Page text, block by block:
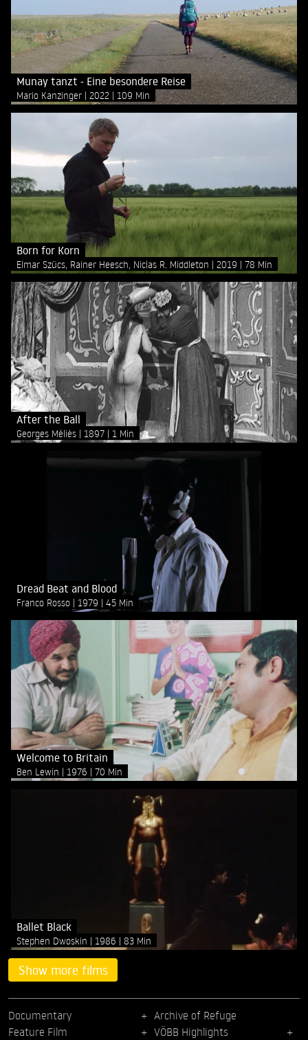
Munay tanzt - Eine besondere Reise
Mario Kanzinger 2022 109 Min
Born for Korn
Elmar Szücs, Rainer Heesch, Niclas R. Middleton 2019 78 Min
After the Ball
Georges Méliès 1897 1 Min
Dread Beat and Blood
Franco Rosso 1979 45 Min
Welcome to Britain
Ben Lewin 1976 70 Min
Ballet Black
Stephen Dwoskin 1986 83 Min
Show more films
Documentary
Feature Film
Archive of Refuge
VÖBB Highlights